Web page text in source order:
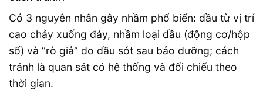
Có 3 nguyên nhân gây nhầm phổ biến: dầu từ vị trí
cao chảy xuống đáy, nhầm loại dầu (động cơ/hộp
số) và “rò giả” do dầu sót sau bảo dưỡng; cách
tránh là quan sát có hệ thống và đối chiếu theo
thời gian.